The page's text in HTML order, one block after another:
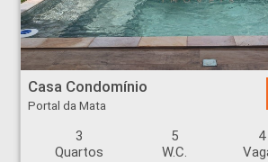
Casa Condomínio - Portal da Mata - Ribeirão Preto
Casa Condomínio
Portal da Mata
3
Quartos
5
W.C.
4